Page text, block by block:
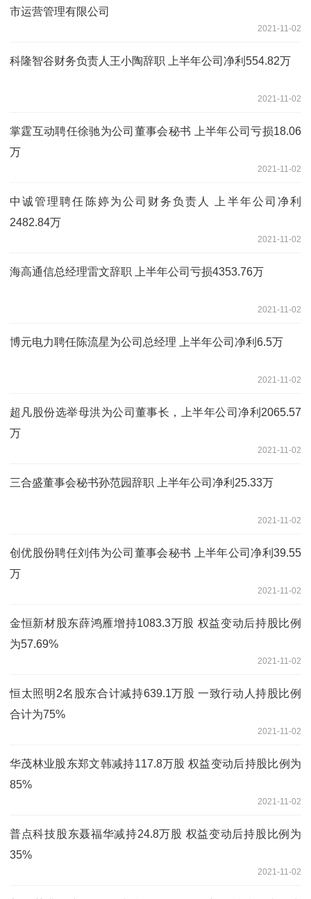
市运营管理有限公司
2021-11-02
科隆智谷财务负责人王小陶辞职 上半年公司净利554.82万
2021-11-02
掌霆互动聘任徐驰为公司董事会秘书 上半年公司亏损18.06
万
2021-11-02
中诚管理聘任陈婷为公司财务负责人 上半年公司净利
2482.84万
2021-11-02
海高通信总经理雷文辞职 上半年公司亏损4353.76万
2021-11-02
博元电力聘任陈流星为公司总经理 上半年公司净利6.5万
2021-11-02
超凡股份选举母洪为公司董事长，上半年公司净利2065.57
万
2021-11-02
三合盛董事会秘书孙范园辞职 上半年公司净利25.33万
2021-11-02
创优股份聘任刘伟为公司董事会秘书 上半年公司净利39.55
万
2021-11-02
金恒新材股东薛鸿雁增持1083.3万股 权益变动后持股比例
为57.69%
2021-11-02
恒太照明2名股东合计减持639.1万股 一致行动人持股比例
合计为75%
2021-11-02
华茂林业股东郑文韩减持117.8万股 权益变动后持股比例为
85%
2021-11-02
普点科技股东聂福华减持24.8万股 权益变动后持股比例为
35%
2021-11-02